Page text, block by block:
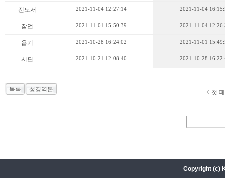
전도서 2021-11-04 12:27:14 2021-11-04
잠언 2021-11-01 15:50:39 2021-11-04
욥기 2021-10-28 16:24:02 2021-11-01
시편 2021-10-21 12:08:40 2021-10-28
목록 성경역본 첫
Copyright (c)